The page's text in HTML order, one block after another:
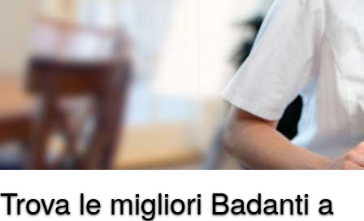
Trova le migliori Badanti a